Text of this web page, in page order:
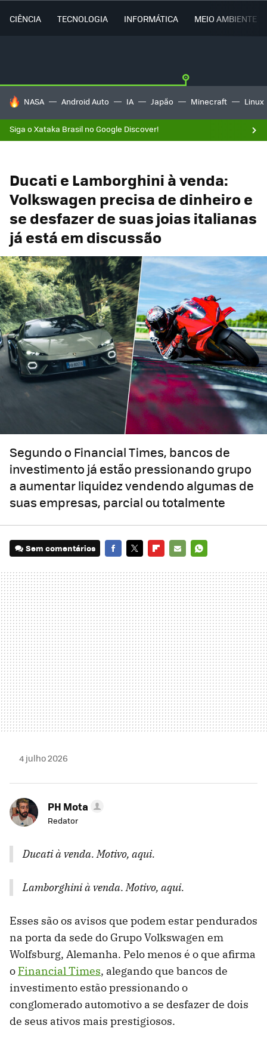
CIÊNCIA TECNOLOGIA INFORMÁTICA MEIO AMBIENTE
TENDÊNCIAS DO DIA
NASA Android Auto IA Japão Minecraft Linux
Siga o Xataka Brasil no Google Discover!
Ducati e Lamborghini à venda:
Volkswagen precisa de dinheiro e
se desfazer de suas joias italianas
já está em discussão
Segundo o Financial Times, bancos de
investimento já estão pressionando grupo
a aumentar liquidez vendendo algumas de
suas empresas, parcial ou totalmente
Sem comentários
MAIL
4 julho 2026
PH Mota
Redator
Ducati à venda. Motivo, aqui.
Lamborghini à venda. Motivo, aqui.
Esses são os avisos que podem estar pendurados
na porta da sede do Grupo Volkswagen em
Wolfsburg, Alemanha. Pelo menos é o que afirma
o Financial Times, alegando que bancos de
investimento estão pressionando o
conglomerado automotivo a se desfazer de dois
de seus ativos mais prestigiosos.